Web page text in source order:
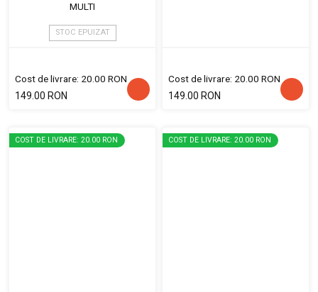
MULTI
STOC EPUIZAT
Cost de livrare: 20.00 RON
149.00 RON
Cost de livrare: 20.00 RON
149.00 RON
COST DE LIVRARE: 20.00 RON COST DE LIVRARE: 20.00 RON